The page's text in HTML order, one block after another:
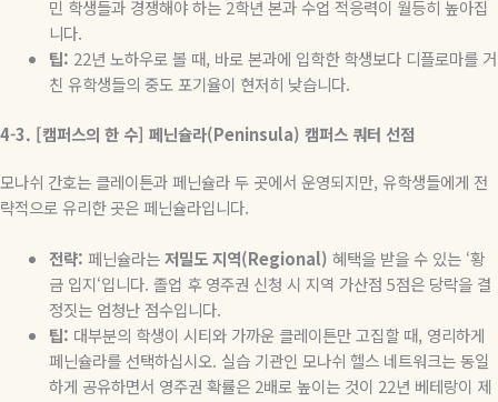
민 학생들과 경쟁해야 하는2학년 본과 수업 적응력이 월등히 높아집
니다.
팁: 22년 노하우로 볼 때, 바로 본과에 입학한 학생보다 디플로마를 거
친 유학생들의 중도 포기율이 현저히 낮습니다.
4-3. [캠퍼스의 한 수] 페닌슐라(Peninsula) 캠퍼스 쿼터 선점
모나쉬 간호는 클레이튼과 페닌슐라 두 곳에서 운영되지만, 유학생들에게 전
략적으로 유리한 곳은 페닌슐라입니다.
전략: 페닌슐라는저밀도 지역(Regional) 혜택을 받을 수 있는‘황
금 입지‘입니다. 졸업 후 영주권 신청 시 지역 가산점 5점은 당락을 결
정짓는 엄청난 점수입니다.
팁: 대부분의 학생이 시티와 가까운 클레이튼만 고집할 때, 영리하게
페닌슐라를 선택하십시오. 실습 기관인 모나쉬 헬스 네트워크는 동일
하게 공유하면서 영주권 확률은2배로 높이는 것이 22년 베테랑이 제